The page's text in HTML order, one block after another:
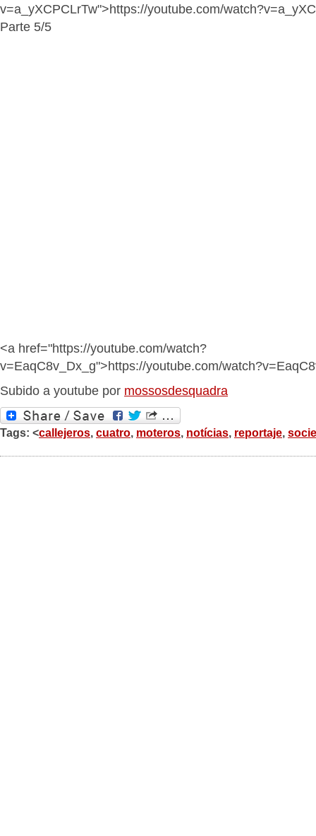
v=a_yXCPCLrTw">https://youtube.com/
Parte 5/5
<a href="https://youtube.com/watch?
v=EaqC8v_Dx_g">https://youtube.com/
Subido a youtube por mossosdesquadra
Tags: <callejeros, cuatro, moteros, notícias, reportaje,